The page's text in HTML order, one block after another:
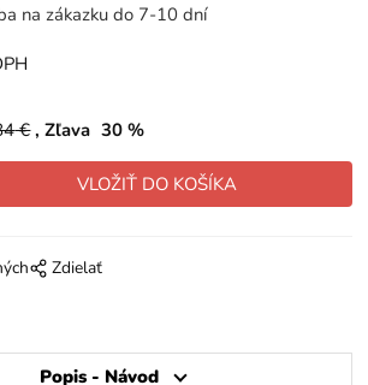
na zákazku do 7-10 dní
€ Zľava 30 %
Zdielať
Popis - Návod